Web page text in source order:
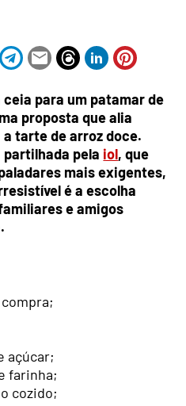
ceia para um patamar de
proposta que alia
tarte de arroz doce.
partilhada pela iol, que
mais exigentes,
é a escolha
e amigos
açúcar;
farinha;
cozido;